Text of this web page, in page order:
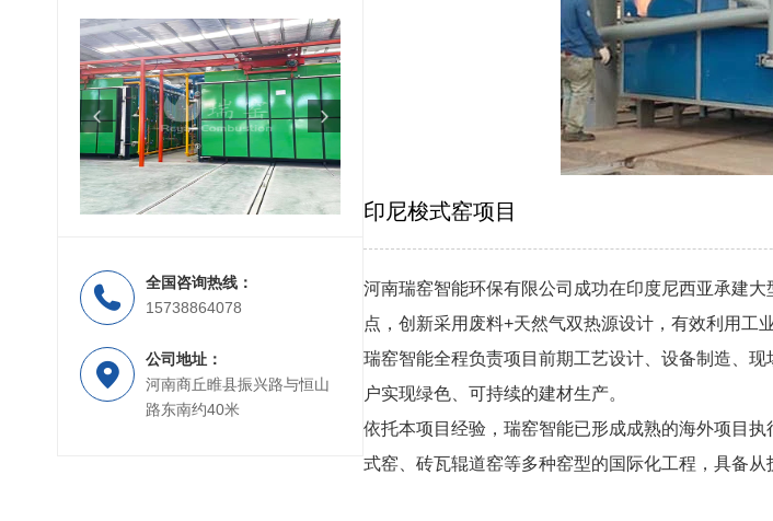
梭式窑 辊道窑 网带窑
全国咨询热线：
15738864078
公司地址：
河南商丘睢县振兴路与恒山
路东南约40米
印尼梭式窑项目
河南瑞窑智能环保有限公司成功在印度尼西亚承建
点，创新采用废料+天然气双热源设计，有效利用工
瑞窑智能全程负责项目前期工艺设计、设备制造、
户实现绿色、可持续的建材生产。
依托本项目经验，瑞窑智能已形成成熟的海外项目
式窑、砖瓦辊道窑等多种窑型的国际化工程，具备从